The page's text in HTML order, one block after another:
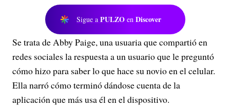
Sigue a PULZO en Discover
Se trata de Abby Paige, una usuaria que compartió en
redes sociales la respuesta a un usuario que le preguntó
cómo hizo para saber lo que hace su novio en el celular.
Ella narró cómo terminó dándose cuenta de la
aplicación que más usa él en el dispositivo.